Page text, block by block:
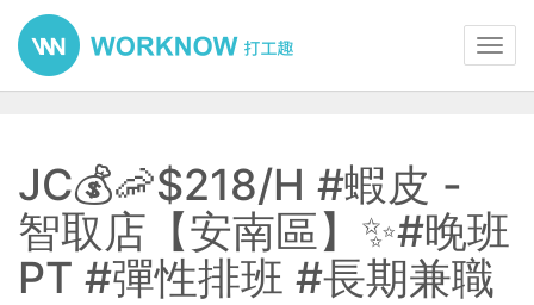
JC💰🦐$218/H #蝦皮 -
智取店【安南區】✨#晚班
PT #彈性排班 #長期兼職